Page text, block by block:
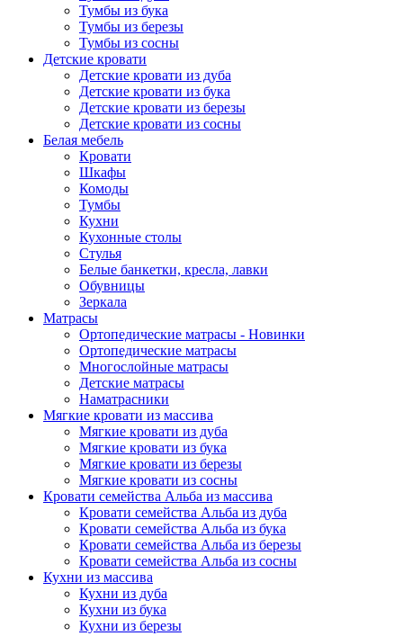
Тумбы из бука
Тумбы из березы
Тумбы из сосны
Детские кровати
Детские кровати из дуба
Детские кровати из бука
Детские кровати из березы
Детские кровати из сосны
Белая мебель
Кровати
Шкафы
Комоды
Тумбы
Кухни
Кухонные столы
Стулья
Белые банкетки, кресла, лавки
Обувницы
Зеркала
Матрасы
Ортопедические матрасы - Новинки
Ортопедические матрасы
Многослойные матрасы
Детские матрасы
Наматрасники
Мягкие кровати из массива
Мягкие кровати из дуба
Мягкие кровати из бука
Мягкие кровати из березы
Мягкие кровати из сосны
Кровати семейства Альба из массива
Кровати семейства Альба из дуба
Кровати семейства Альба из бука
Кровати семейства Альба из березы
Кровати семейства Альба из сосны
Кухни из массива
Кухни из дуба
Кухни из бука
Кухни из березы